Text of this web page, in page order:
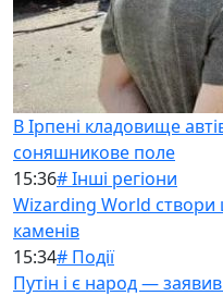
В Ірпені кладовище
соняшникове поле
15:36# Інші регіони
Wizarding World створи
каменів
15:34# Події
Путін і є народ —